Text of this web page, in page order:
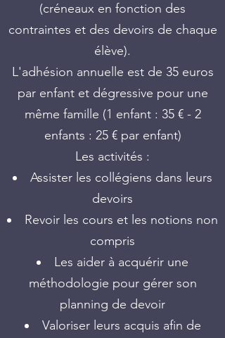
(créneaux en fonction des
contraintes et des devoirs de chaque
élève).
L'adhésion annuelle est de 35 euros
par enfant et dégressive pour une
même famille (1 enfant : 35 € - 2
enfants : 25 € par enfant)
Les activités :
Assister les collégiens dans leurs
devoirs
Revoir les cours et les notions non
compris
Les aider à acquérir une
méthodologie pour gérer son
planning de devoir
Valoriser leurs acquis afin de